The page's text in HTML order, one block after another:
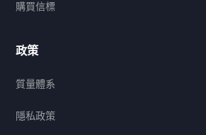
購買信標
政策
質量體系
隱私政策